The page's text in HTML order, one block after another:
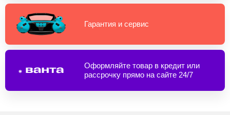
Гарантия и сервис
Оформляйте товар в кредит или
рассрочку прямо на сайте 24/7